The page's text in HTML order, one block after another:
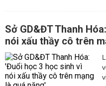
Sở GD&ĐT Thanh
nói xấu thầy cô trên